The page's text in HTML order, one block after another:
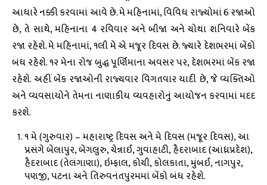
આધારે નક્કી કરવામાં આવે છે. મે મહિનામાં, વિવિધ રાજ્યોમાં 6 રજાઓ
છે, તે સાથે, મહિનાના 4 રવિવાર અને બીજા અને ચોથા શનિવારે બેંક
રજા રહેશે. મે મહિનામાં, ૧લી મે એ મજૂર દિવસ છે. જ્યારે દેશભરમાં બેંકો
બંધ રહેશે. ૧૨ મેના રોજ બુદ્ધ પૂર્ણિમાના અવસર પર, દેશભરમાં બેંક રજા
રહેશે. અહીં બેંક રજાઓની રાજ્યવાર વિગતવાર યાદી છે, જે વ્યક્તિઓ
અને વ્યવસાયોને તેમના નાણાકીય વ્યવહારોનું આયોજન કરવામાં મદદ
કરશે.
૧ મે (ગુરુવાર) – મહારાષ્ટ્ર દિવસ અને મે દિવસ (મજૂર દિવસ), આ
પ્રસંગે બેલાપુર, બેંગલુરુ, ચેન્નાઈ, ગુવાહાટી, હૈદરાબાદ (આંધ્રપ્રદેશ),
હૈદરાબાદ (તેલંગાણા), ઇમ્ફાલ, કોચી, કોલકાતા, મુંબઈ, નાગપુર,
પણજી, પટના અને તિરુવનંતપુરમમાં બેંકો બંધ રહેશે.